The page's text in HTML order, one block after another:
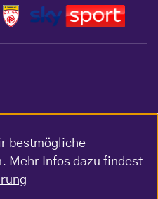
bestmögliche
Mehr Infos dazu findest